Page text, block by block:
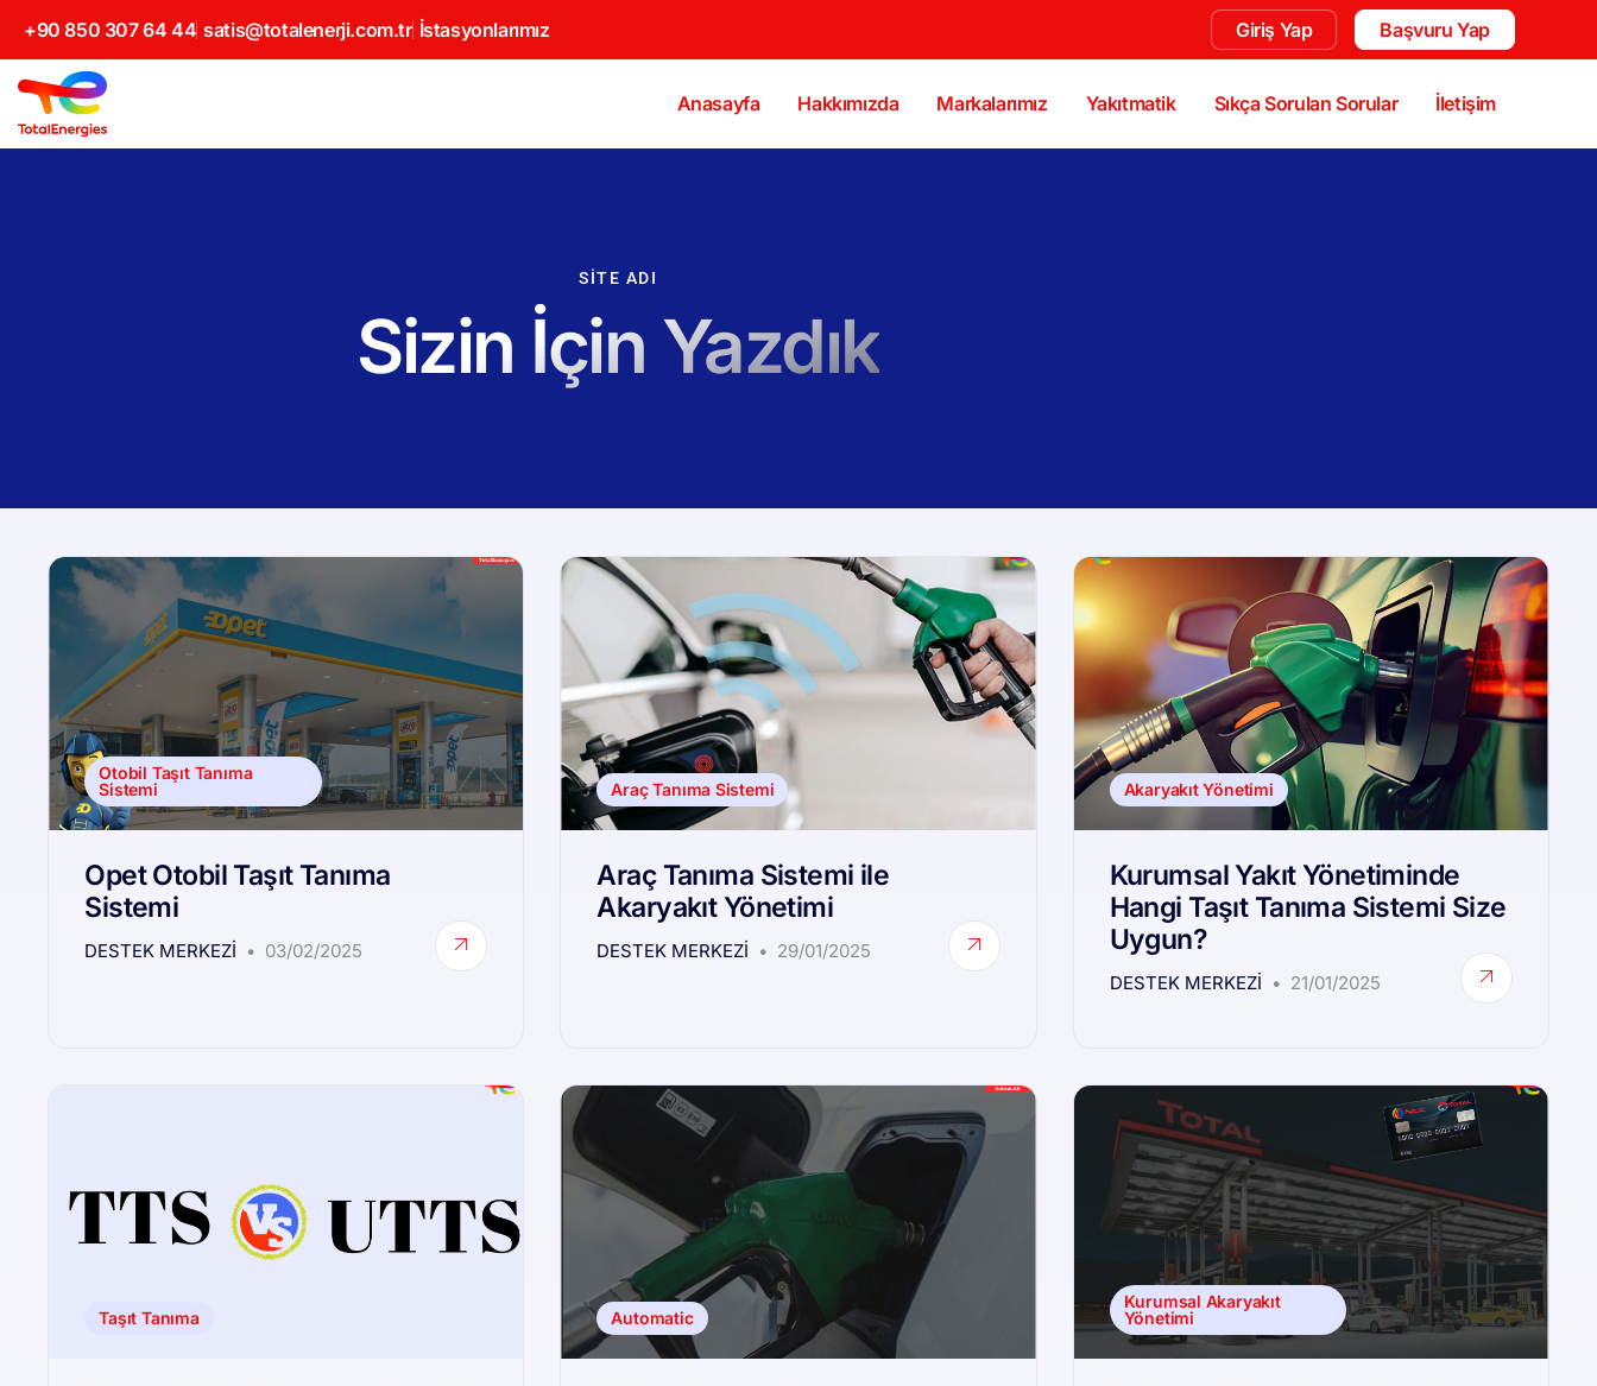
+90 850 307 64 44 satis@totalenerji.com.tr İstasyonlarımız Giriş Yap Başvuru Yap
Anasayfa Hakkımızda Markalarımız Yakıtmatik Sıkça Sorulan Sorular İletişim
SITE ADI
Sizin İçin Yazdık
Otobil Taşıt Tanıma
Sistemi
Opet Otobil Taşıt Tanıma
Sistemi
DESTEK MERKEZI 03/02/2025
Araç Tanıma Sistemi
Araç Tanıma Sistemi ile
Akaryakıt Yönetimi
DESTEK MERKEZI 29/01/2025
Akaryakıt Yönetimi
Kurumsal Yakıt Yönetiminde
Hangi Taşıt Tanıma Sistemi Size
Uygun?
DESTEK MERKEZI 21/01/2025
Taşıt Tanıma Automatic
Kurumsal Akaryakıt
Yönetimi